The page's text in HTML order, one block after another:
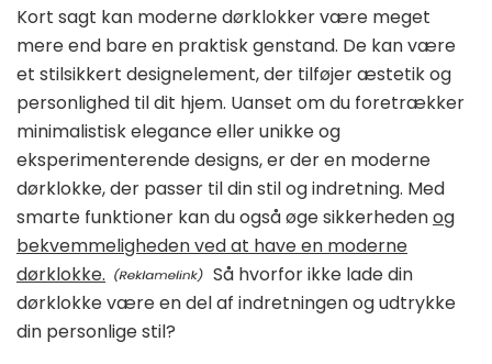
Kort sagt kan moderne dørklokker være meget
mere end bare en praktisk genstand. De kan være
et stilsikkert designelement, der tilføjer æstetik og
personlighed til dit hjem. Uanset om du foretrækker
minimalistisk elegance eller unikke og
eksperimenterende designs, er der en moderne
dørklokke, der passer til din stil og indretning. Med
smarte funktioner kan du også øge sikkerhedenog
bekvemmeligheden ved at have en moderne
dørklokke.
Så hvorfor ikke lade din
dørklokke være en del af indretningen og udtrykke
din personlige stil?